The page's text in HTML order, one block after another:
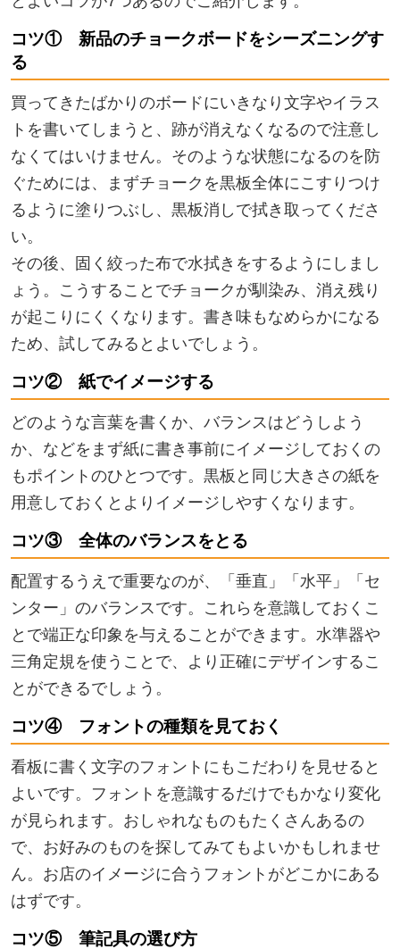
コツ① 新品のチョークボードをシーズニングす
る
買ってきたばかりのボードにいきなり文字やイラス
トを書いてしまうと、跡が消えなくなるので注意し
なくてはいけません。そのような状態になるのを防
ぐためには、まずチョークを黒板全体にこすりつけ
るように塗りつぶし、黒板消しで拭き取ってくださ
い。
その後、固く絞った布で水拭きをするようにしまし
ょう。こうすることでチョークが馴染み、消え残り
が起こりにくくなります。書き味もなめらかになる
ため、試してみるとよいでしょう。
コツ② 紙でイメージする
どのような言葉を書くか、バランスはどうしよう
か、などをまず紙に書き事前にイメージしておくの
もポイントのひとつです。黒板と同じ大きさの紙を
用意しておくとよりイメージしやすくなります。
コツ③ 全体のバランスをとる
配置するうえで重要なのが、「垂直」「水平」「セ
ンター」のバランスです。これらを意識しておくこ
とで端正な印象を与えることができます。水準器や
三角定規を使うことで、より正確にデザインするこ
とができるでしょう。
コツ④ フォントの種類を見ておく
看板に書く文字のフォントにもこだわりを見せると
よいです。フォントを意識するだけでもかなり変化
が見られます。おしゃれなものもたくさんあるの
で、お好みのものを探してみてもよいかもしれませ
ん。お店のイメージに合うフォントがどこかにある
はずです。
コツ⑤ 筆記具の選び方